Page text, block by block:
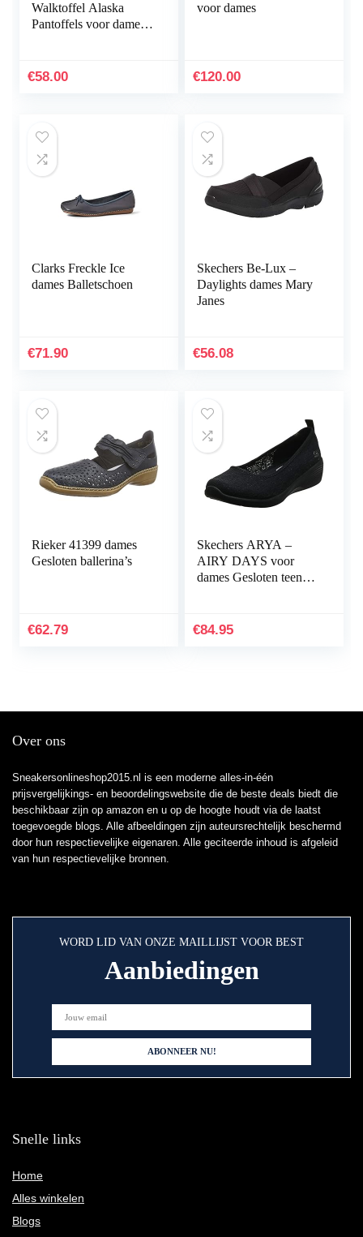
Walktoffel Alaska
Pantoffels voor dames,
€58.00
voor dames
€120.00
Clarks Freckle Ice
dames Balletschoen
€71.90
Skechers Be-Lux –
Daylights dames Mary
Janes
€56.08
Rieker 41399 dames
Gesloten ballerina’s
€62.79
Skechers ARYA –
AIRY DAYS voor
dames Gesloten teen
€84.95
Over ons
Sneakersonlineshop2015.nl is een moderne alles-in-één
prijsvergelijkings- en beoordelingswebsite die de beste deals biedt die
beschikbaar zijn op amazon en u op de hoogte houdt via de laatst
toegevoegde blogs. Alle afbeeldingen zijn auteursrechtelijk beschermd
door hun respectievelijke eigenaren. Alle geciteerde inhoud is afgeleid
van hun respectievelijke bronnen.
WORD LID VAN ONZE MAILLIJST VOOR BEST
Aanbiedingen
Snelle links
Home
Alles winkelen
Blogs